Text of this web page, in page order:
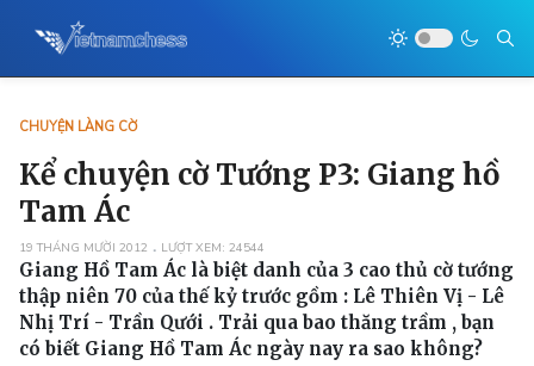
CHUYỆN LÀNG CỜ
Kể chuyện cờ Tướng P3: Giang hồ
Tam Ác
19 THÁNG MƯỜI 2012 LƯỢT XEM: 24544
Giang Hồ Tam Ác là biệt danh của 3 cao thủ cờ tướng
thập niên 70 của thế kỷ trước gồm : Lê Thiên Vị - Lê
Nhị Trí - Trần Qưới . Trải qua bao thăng trầm , bạn
có biết Giang Hồ Tam Ác ngày nay ra sao không?